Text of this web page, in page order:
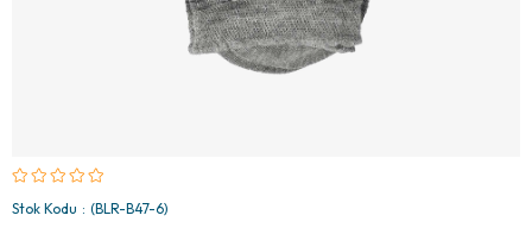
Stok Kodu (BLR-B47-6)